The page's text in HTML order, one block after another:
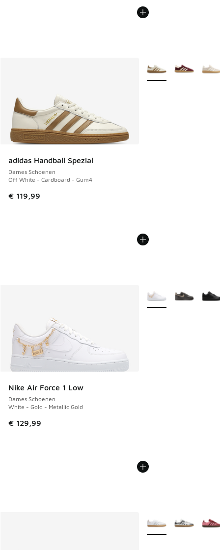
adidas Handball Spezial
Dames Schoenen
Off White - Cardboard - Gum4
€ 119,99
Meer kleuren
Nike Air Force 1 Low
Dames Schoenen
White - Gold - Metallic Gold
€ 129,99
Meer kleuren
Meer kleuren